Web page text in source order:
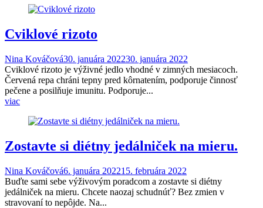
Cviklové rizoto
Nina Kováčová30. januára 202230. januára 2022
Cviklové rizoto je výživné jedlo vhodné v zimných mesiacoch.
Červená repa chráni tepny pred kôrnatením, podporuje činnosť
pečene a posilňuje imunitu. Podporuje...
viac
Zostavte si diétny jedálniček na mieru.
Nina Kováčová6. januára 202215. februára 2022
Buďte sami sebe výživovým poradcom a zostavte si diétny
jedálniček na mieru. Chcete naozaj schudnúť? Bez zmien v
stravovaní to nepôjde. Na...